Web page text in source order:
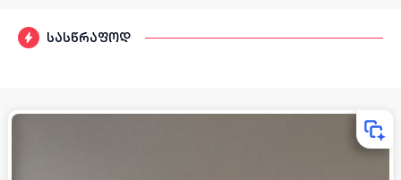
სასწრაფოდ